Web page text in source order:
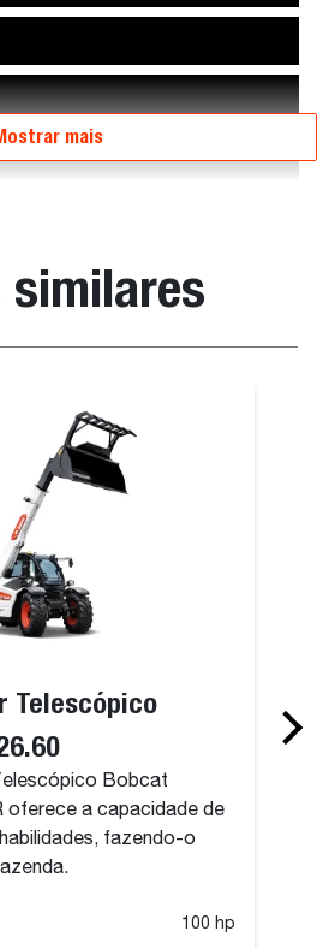
mais
similares
Telescópico
Bobcat
oferece a capacidade de
fazendo-o
100 hp